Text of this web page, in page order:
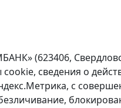
(623406,
сведения о
с